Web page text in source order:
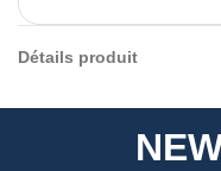
Détails produit